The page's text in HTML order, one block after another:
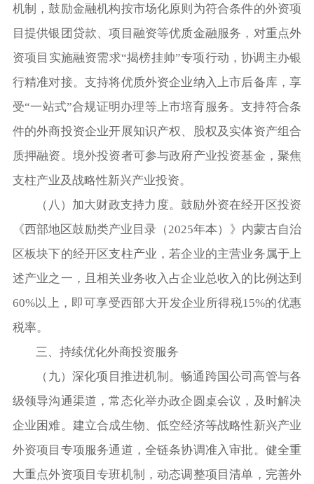
机制，鼓励金融机构按市场化原则为符合条件的外资项
目提供银团贷款、项目融资等优质金融服务，对重点外
资项目实施融资需求“揭榜挂帅”专项行动，协调主办银
行精准对接。支持将优质外资企业纳入上市后备库，享
受“一站式”合规证明办理等上市培育服务。支持符合条
件的外商投资企业开展知识产权、股权及实体资产组合
质押融资。境外投资者可参与政府产业投资基金，聚焦
支柱产业及战略性新兴产业投资。
（八）加大财政支持力度。鼓励外资在经开区投资
《西部地区鼓励类产业目录（2025年本）》内蒙古自治
区板块下的经开区支柱产业，若企业的主营业务属于上
述产业之一，且相关业务收入占企业总收入的比例达到
60%以上，即可享受西部大开发企业所得税15%的优惠
税率。
三、持续优化外商投资服务
（九）深化项目推进机制。畅通跨国公司高管与各
级领导沟通渠道，常态化举办政企圆桌会议，及时解决
企业困难。建立合成生物、低空经济等战略性新兴产业
外资项目专项服务通道，全链条协调准入审批。健全重
大重点外资项目专班机制，动态调整项目清单，完善外